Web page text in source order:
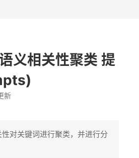
义相关性聚类 提
新
对关键词进行聚类，并进行分